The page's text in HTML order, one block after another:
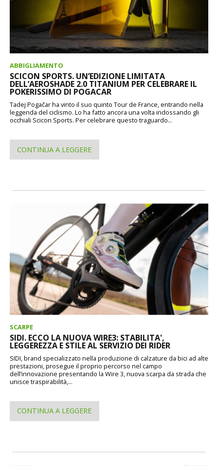
ABBIGLIAMENTO
SCICON SPORTS. UN’EDIZIONE LIMITATA
DELL’AEROSHADE 2.0 TITANIUM PER CELEBRARE IL
POKERISSIMO DI POGACAR
Tadej Pogačar ha vinto il suo quinto Tour de France, entrando nella
leggenda del ciclismo. Lo ha fatto ancora una volta indossando gli
occhiali Scicon Sports. Per celebrare questo traguardo...
CONTINUA A LEGGERE
SCARPE
SIDI. ECCO LA NUOVA WIRE3: STABILITA',
LEGGEREZZA E STILE AL SERVIZIO DEI RIDER
SIDI, brand specializzato nella produzione di calzature da bici ad alte
prestazioni, prosegue il proprio percorso nel campo
dell’innovazione presentando la Wire 3, nuova scarpa da strada che
unisce traspirabilità,...
CONTINUA A LEGGERE